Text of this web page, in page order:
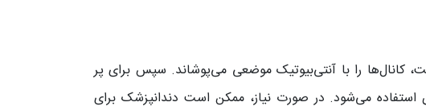
کانال‌ها را با آنتی‌بیوتیک موضعی می‌پوشاند. سپس برای پر
استفاده می‌شود. در صورت نیاز، ممکن است دندانپزشک برای